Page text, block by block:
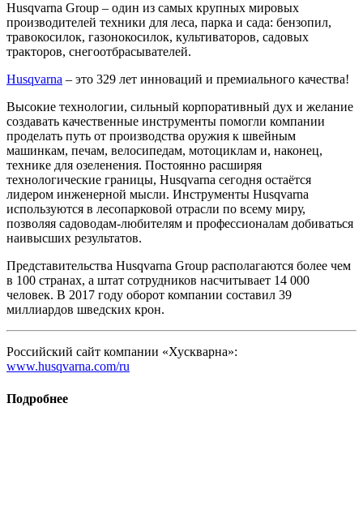
Husqvarna Group – один из самых крупных мировых
производителей техники для леса, парка и сада: бензопил,
травокосилок, газонокосилок, культиваторов, садовых
тракторов, снегоотбрасывателей.
Husqvarna – это 329 лет инноваций и премиального качества!
Высокие технологии, сильный корпоративный дух и желание
создавать качественные инструменты помогли компании
проделать путь от производства оружия к швейным
машинкам, печам, велосипедам, мотоциклам и, наконец,
технике для озеленения. Постоянно расширяя
технологические границы, Husqvarna сегодня остаётся
лидером инженерной мысли. Инструменты Husqvarna
используются в лесопарковой отрасли по всему миру,
позволяя садоводам-любителям и профессионалам добиваться
наивысших результатов.
Представительства Husqvarna Group располагаются более чем
в 100 странах, а штат сотрудников насчитывает 14 000
человек. В 2017 году оборот компании составил 39
миллиардов шведских крон.
Российский сайт компании «Хускварна»:
www.husqvarna.com/ru
Подробнее